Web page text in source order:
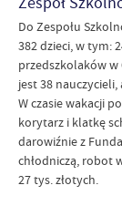
Do Zespołu
382 dzieci, w tym:
przedszkolaków w
jest 38
W czasie wakacji
korytarz i klatkę
darowiźnie z
chłodniczą, robot
27 tys. złotych.